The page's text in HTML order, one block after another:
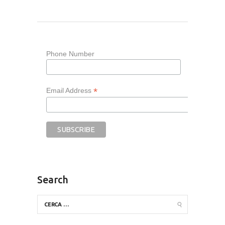
Phone Number
Email Address *
Search